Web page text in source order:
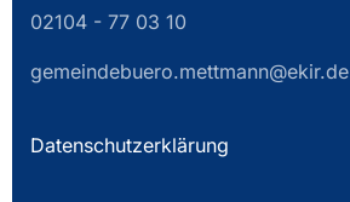
02104 - 77 03 10
gemeindebuero.mettmann@ekir.de
Datenschutzerklärung